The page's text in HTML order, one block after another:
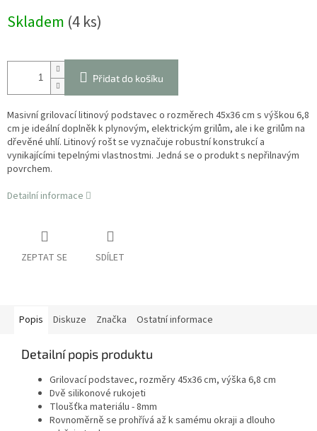
cena:
Skladem (4 ks)
Přidat do košíku
Masivní grilovací litinový podstavec o rozměrech 45x36 cm s výškou 6,8
cm je ideální doplněk k plynovým, elektrickým grilům, ale i ke grilům na
dřevěné uhlí. Litinový rošt se vyznačuje robustní konstrukcí a
vynikajícími tepelnými vlastnostmi. Jedná se o produkt s nepřilnavým
povrchem.
Detailní informace
ZEPTAT SE SDÍLET
Popis Diskuze Značka Ostatní informace
Detailní popis produktu
Grilovací podstavec, rozměry 45x36 cm, výška 6,8 cm
Dvě silikonové rukojeti
Tloušťka materiálu - 8mm
Rovnoměrně se prohřívá až k samému okraji a dlouho